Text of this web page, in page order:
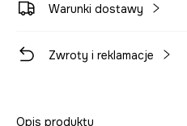
Warunki dostawy
Zwroty i reklamacje
Opis produktu